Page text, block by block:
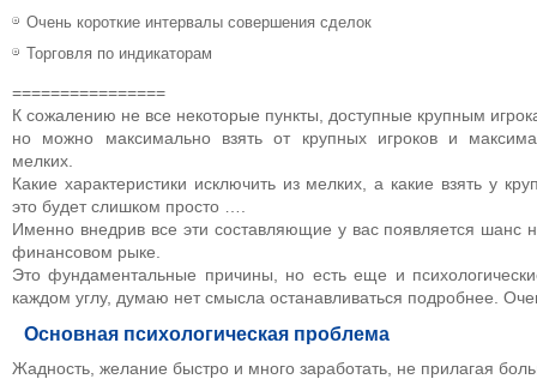
Очень короткие интервалы совершения сделок
Торговля по индикаторам
================
К сожалению не все некоторые пункты, доступные крупным
но можно максимально взять от крупных игроков и
мелких.
Какие характеристики исключить из мелких, а какие взять у
это будет слишком просто ….
Именно внедрив все эти составляющие у вас появляется шанс
финансовом рыке.
Это фундаментальные причины, но есть еще и
каждом углу, думаю нет смысла останавливаться подробнее.
Основная психологическая проблема
Жадность, желание быстро и много заработать, не прилагая